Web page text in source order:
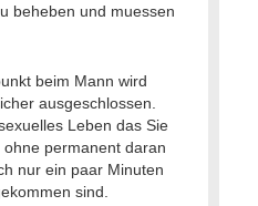
beheben und muessen
beim Mann wird
ausgeschlossen.
Leben das Sie
permanent daran
nur ein paar Minuten
sind.